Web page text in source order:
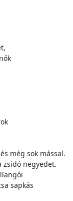
még sok mással.
zsidó negyedet.
sapkás